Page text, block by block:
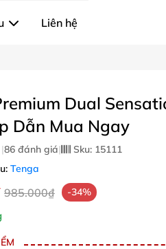
Liên hệ
Dual
Dẫn Mua Ngay
|86 đánh giá| Sku: 15111
Tenga
985.000₫ -34%